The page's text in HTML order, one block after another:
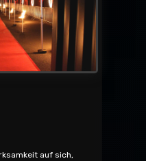
auf sich,